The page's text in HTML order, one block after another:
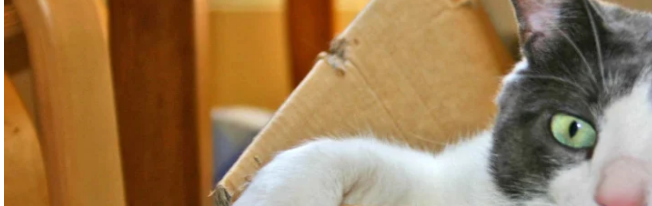
Wykorzystujemy pliki cookie do spersonalizowania treści i reklam, aby oferować funkcje społecznościowe i analizować ruch w naszej
witrynie. Informacje o tym, jak korzystasz z naszej witryny, udostępniamy partnerom społecznościowym, reklamowym i analitycznym.
Partnerzy mogą połączyć te informacje z innymi danymi otrzymanymi od Ciebie lub uzyskanymi podczas korzystania z ich usług.